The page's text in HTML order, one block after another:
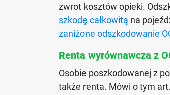
zwrot kosztów opieki.
szkodę całkowitą na
zaniżone odszkodowanie
Renta wyrównawcza z
Osobie poszkodowanej z
także renta. Mówi o tym art.